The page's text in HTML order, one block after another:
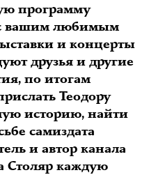
программу
вашим любимым
и концерты
друзья и другие
по итогам
Теодору
историю, найти
самиздата
и автор канала
Столяр каждую